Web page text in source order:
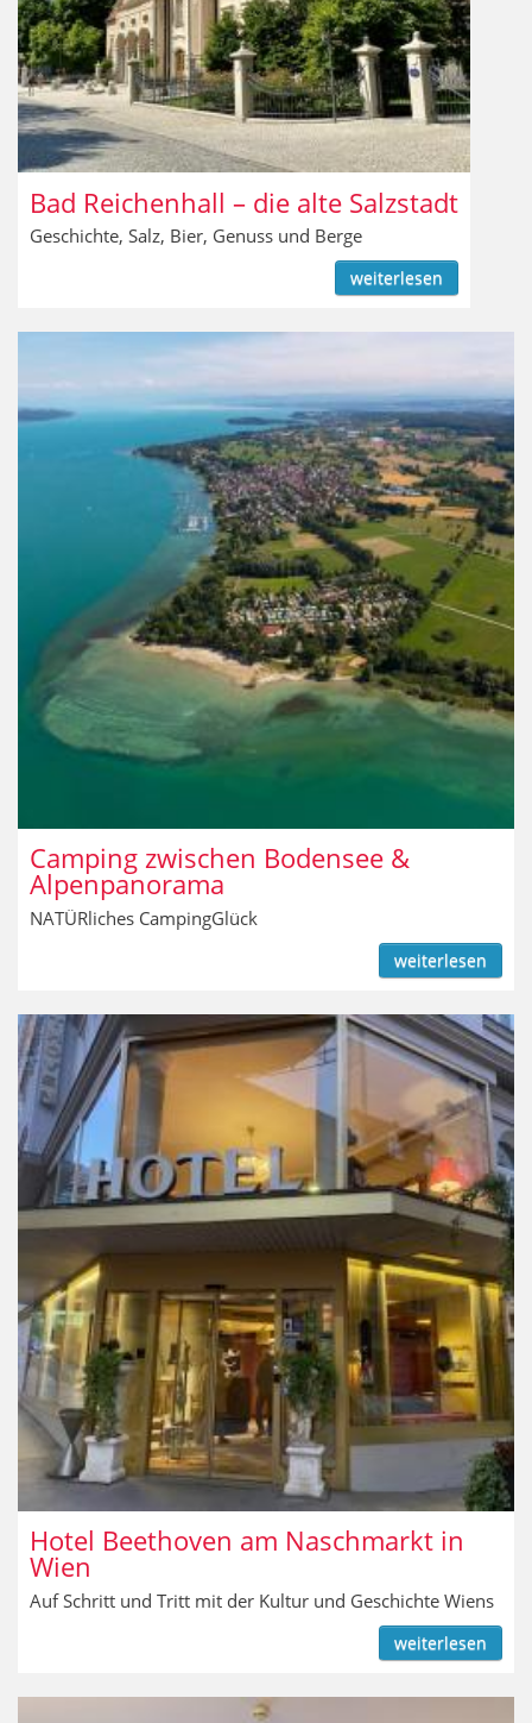
Bad Reichenhall – die alte Salzstadt
Geschichte, Salz, Bier, Genuss und Berge
weiterlesen
Camping zwischen Bodensee &
Alpenpanorama
NATÜRliches CampingGlück
weiterlesen
Hotel Beethoven am Naschmarkt in
Wien
Auf Schritt und Tritt mit der Kultur und Geschichte Wiens
weiterlesen